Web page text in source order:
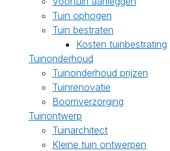
Tuin ophogen
Tuin bestraten
Kosten tuinbestrating
Tuinonderhoud
Tuinonderhoud prijzen
Tuinrenovatie
Boomverzorging
Tuinontwerp
Tuinarchitect
Kleine tuin ontwerpen